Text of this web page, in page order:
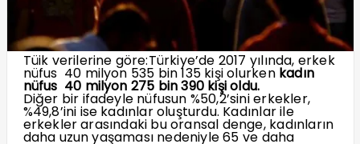
Tüik verilerine göre:Türkiye’de 2017 yılında, erkek
nüfus 40 milyon 535 bin 135 kişi olurken kadın
nüfus 40 milyon 275 bin 390 kişi oldu.
Diğer bir ifadeyle nüfusun %50,2’sini erkekler,
%49,8’ini ise kadınlar oluşturdu. Kadınlar ile
erkekler arasındaki bu oransal denge, kadınların
daha uzun yaşaması nedeniyle 65 ve daha